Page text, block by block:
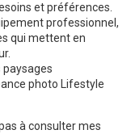
et préférences.
professionnel,
qui mettent en
paysages
photo Lifestyle
à consulter mes